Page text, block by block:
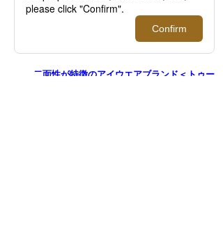
二面性が特徴のアイウエアブランド＜トゥー